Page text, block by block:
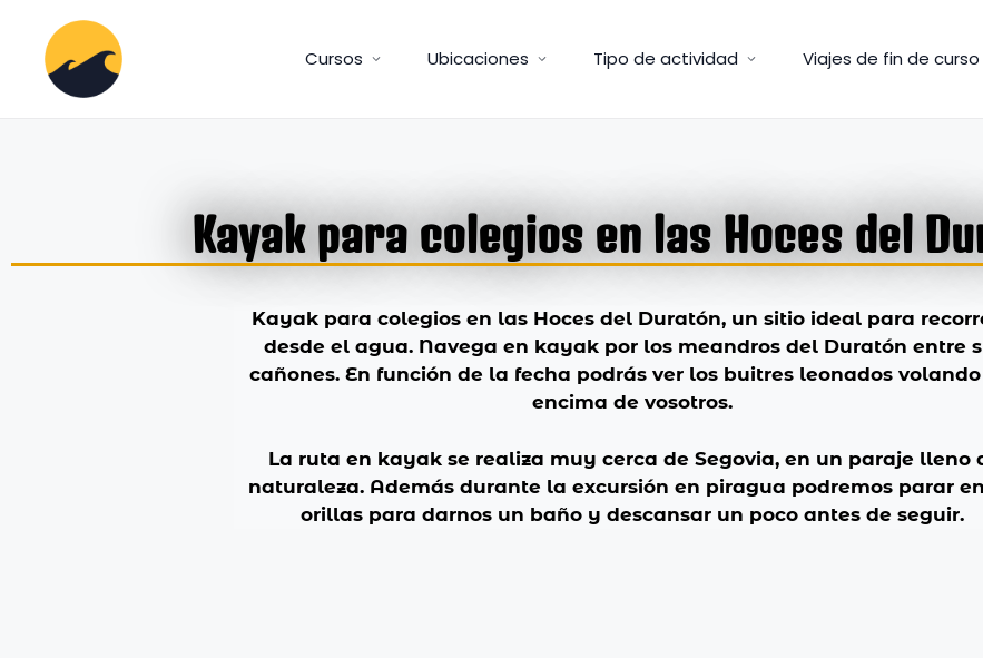
Cursos Ubicaciones Tipo de actividad Viajes de fin de curso
Kayak para colegios en las Hoces del
Kayak para colegios en las Hoces del Duratón, un sitio ideal para
desde el agua. Navega en kayak por los meandros del Duratón entre
cañones. En función de la fecha podrás ver los buitres leonados
encima de vosotros.
La ruta en kayak se realiza muy cerca de Segovia, en un paraje lleno
naturaleza. Además durante la excursión en piragua podremos parar
orillas para darnos un baño y descansar un poco antes de seguir.